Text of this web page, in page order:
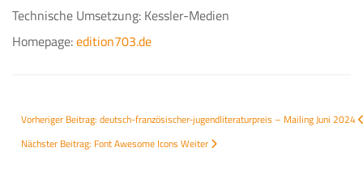
Technische Umsetzung: Kessler-Medien
Homepage:edition703.de
Vorheriger Beitrag: deutsch-französischer-jugendliteraturpreis – Mailing Juni 2024
Nächster Beitrag: Font Awesome Icons Weiter